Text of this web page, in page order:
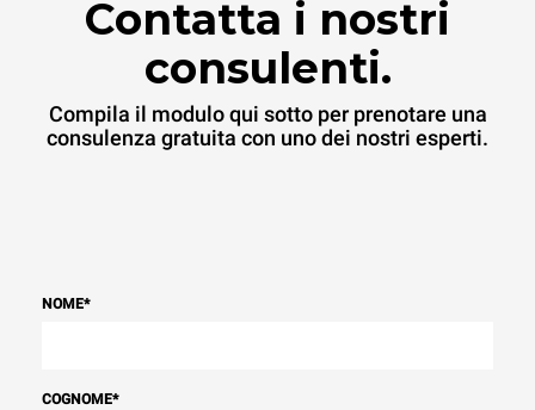
Contatta i nostri
consulenti.
Compila il modulo qui sotto per prenotare una
consulenza gratuita con uno dei nostri esperti.
NOME*
COGNOME*